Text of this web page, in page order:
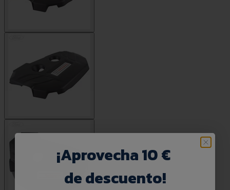
¡Aprovecha 10 €
de descuento!